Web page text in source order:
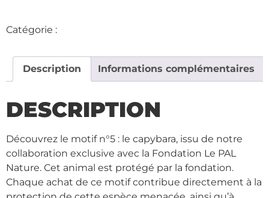
Catégorie :
Description Informations complémentaires
DESCRIPTION
Découvrez le motif n°5 : le capybara, issu de notre
collaboration exclusive avec la Fondation Le PAL
Nature. Cet animal est protégé par la fondation.
Chaque achat de ce motif contribue directement à la